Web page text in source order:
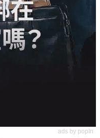
ads by popIn